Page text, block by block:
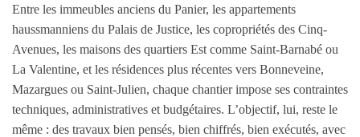
Entre les immeubles anciens du Panier, les appartements
haussmanniens du Palais de Justice, les copropriétés des Cinq-
Avenues, les maisons des quartiers Est comme Saint-Barnabé ou
La Valentine, et les résidences plus récentes vers Bonneveine,
Mazargues ou Saint-Julien, chaque chantier impose ses contraintes
techniques, administratives et budgétaires. L’objectif, lui, reste le
même : des travaux bien pensés, bien chiffrés, bien exécutés, avec